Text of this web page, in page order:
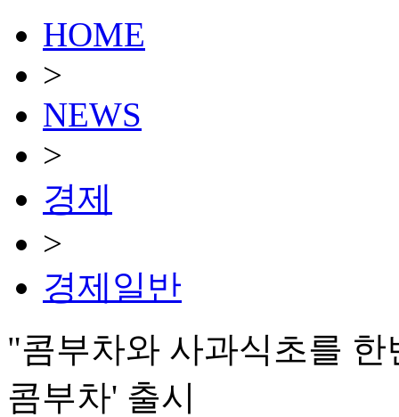
HOME
>
NEWS
>
경제
>
경제일반
"콤부차와 사과식초를
콤부차' 출시